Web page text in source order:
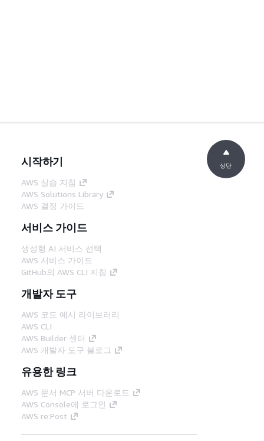
시작하기
AWS 실습 지침
AWS Solutions Library
AWS 결정 가이드
서비스 가이드
생성형 AI 서비스 선택
AWS 서비스 가이드
GitHub의 AWS CLI 지침
개발자 도구
AWS 코드 예시 라이브러리
AWS CLI
AWS Builder 센터
AWS 개발자 도구 블로그
유용한 링크
AWS 문서 MCP 서버 다운로드
AWS Console에 로그인
AWS re:Post
상단